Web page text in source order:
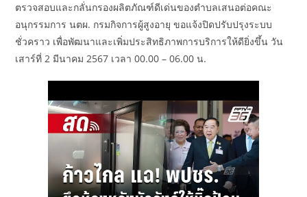
ตรวจสอบและกลั่นกรองผลิตภัณฑ์ดีเด่นของตำบลเสนอต่อคณะ
อนุกรรมการ นตผ. กรมกิจการผู้สูงอายุ ขอแจ้งปิดปรับปรุงระบบ
ชั่วคราว เพื่อพัฒนาและเพิ่มประสิทธิภาพการบริการให้ดียิ่งขึ้น วัน
เสาร์ที่ 2 มีนาคม 2567 เวลา 00.00 – 06.00 น.